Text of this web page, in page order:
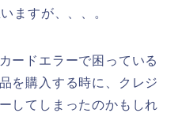
ますが、、、。
ードエラーで困っている
を購入する時に、クレジ
してしまったのかもしれ